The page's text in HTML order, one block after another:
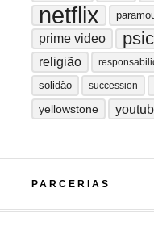
netflix
prime video
religião
solidão succession
yellowstone
PARCERIAS